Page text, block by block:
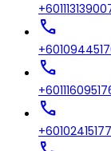
call
call
call